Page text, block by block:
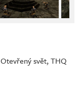
Otevřený svět,THQ